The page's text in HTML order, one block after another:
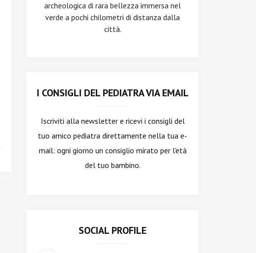
archeologica di rara bellezza immersa nel
verde a pochi chilometri di distanza dalla
città.
I CONSIGLI DEL PEDIATRA VIA EMAIL
Iscriviti alla newslettere ricevi i consigli del
tuo amico pediatra direttamente nella tua e-
mail: ogni giorno un consiglio mirato per l'età
del tuo bambino.
SOCIAL PROFILE